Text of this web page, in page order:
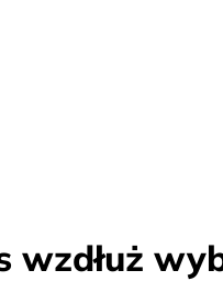
wzdłuż